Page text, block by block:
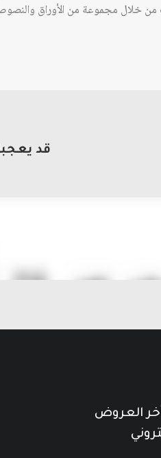
من خلال مجموعة من الأوراق
قد
العروض